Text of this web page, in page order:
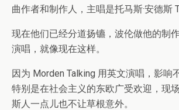
曲作者和制作人，主唱是托马斯·安德斯
现在他们已经分道扬镳，波伦做他的制
演唱，就像现在这样。
因为 Morden Talking 用英文演唱，影响
特别是在社会主义的东欧广受欢迎，现
斯人一点儿也不让草根意外。